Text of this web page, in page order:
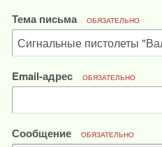
Тема письма ОБЯЗАТЕЛЬНО
Email-адрес ОБЯЗАТЕЛЬНО
Сообщение ОБЯЗАТЕЛЬНО